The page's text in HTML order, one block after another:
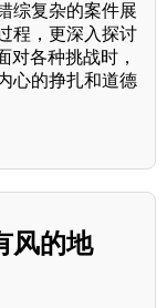
综复杂的案件展
程，更深入探讨
对各种挑战时，
心的挣扎和道德
风的地